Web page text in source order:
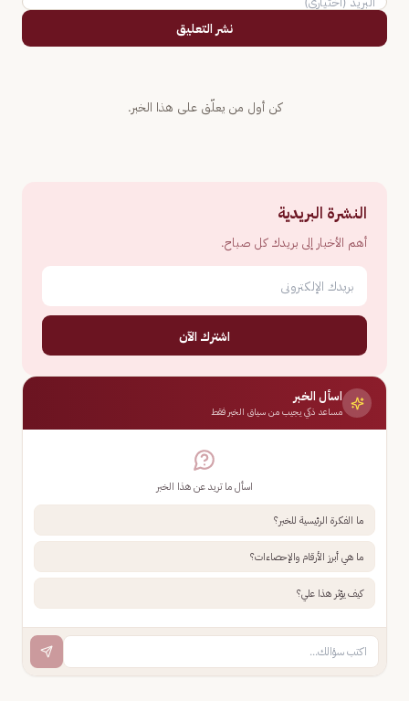
نشر التعليق
كن أول من يعلّق على هذا الخبر.
النشرة البريدية
أهم الأخبار إلى بريدك كل صباح.
اشترك الآن
اسأل الخبر
مساعد ذكي يجيب من سياق الخبر فقط
اسأل ما تريد عن هذا الخبر
ما الفكرة الرئيسية للخبر؟
ما هي أبرز الأرقام والإحصاءات؟
كيف يؤثر هذا علي؟